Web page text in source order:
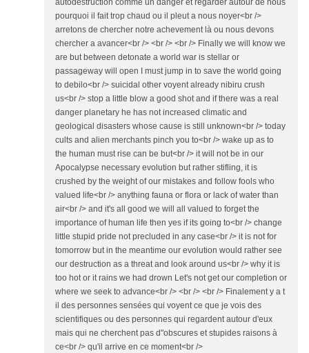
autodestruction comme un danger et regarder autour de nous
pourquoi il fait trop chaud ou il pleut a nous noyer<br />
arretons de chercher notre achevement là ou nous devons
chercher a avancer<br /> <br /> <br /> Finally we will know we
are but between detonate a world war is stellar or
passageway will open I must jump in to save the world going
to debilo<br /> suicidal other voyent already nibiru crush
us<br /> stop a little blow a good shot and if there was a real
danger planetary he has not increased climatic and
geological disasters whose cause is still unknown<br /> today
cults and alien merchants pinch you to<br /> wake up as to
the human must rise can be but<br /> it will not be in our
Apocalypse necessary evolution but rather stifling, it is
crushed by the weight of our mistakes and follow fools who
valued life<br /> anything fauna or flora or lack of water than
air<br /> and it's all good we will all valued to forget the
importance of human life then yes if its going to<br /> change
little stupid pride not precluded in any case<br /> it is not for
tomorrow but in the meantime our evolution would rather see
our destruction as a threat and look around us<br /> why it is
too hot or it rains we had drown Let's not get our completion or
where we seek to advance<br /> <br /> <br /> Finalement y a t
il des personnes sensées qui voyent ce que je vois des
scientifiques ou des personnes qui regardent autour d'eux
mais qui ne cherchent pas d"obscures et stupides raisons à
ce<br /> qu'il arrive en ce moment<br />